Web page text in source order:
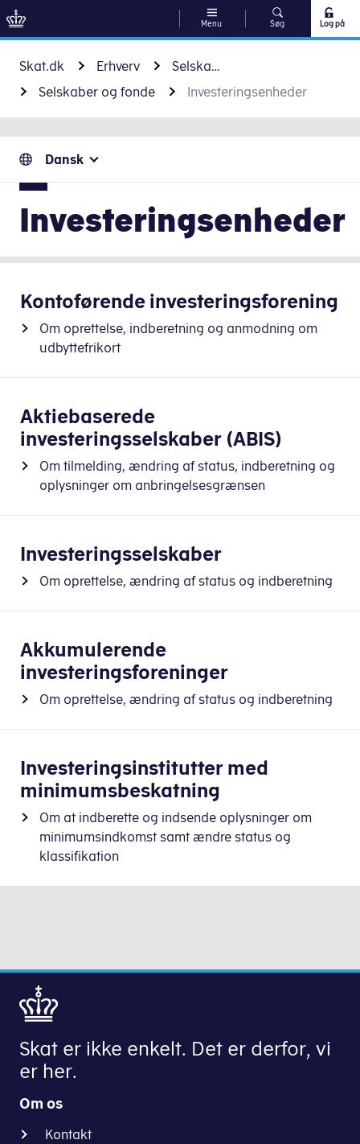
Gå til indhold
Menu Søg Log på
Skat.dk Erhverv
Selskaber, fonde og foreninger
Selskaber og fonde
Investeringsenheder
Dansk
Investeringsenheder
Kontoførende investeringsforening
Om oprettelse, indberetning og anmodning om
udbyttefrikort
Aktiebaserede
investeringsselskaber (ABIS)
Om tilmelding, ændring af status, indberetning og
oplysninger om anbringelsesgrænsen
Investeringsselskaber
Om oprettelse, ændring af status og indberetning
Akkumulerende
investeringsforeninger
Om oprettelse, ændring af status og indberetning
Investeringsinstitutter med
minimumsbeskatning
Om at indberette og indsende oplysninger om
minimumsindkomst samt ændre status og
klassifikation
Skat er ikke enkelt. Det er derfor, vi
er her.
Om os
Kontakt